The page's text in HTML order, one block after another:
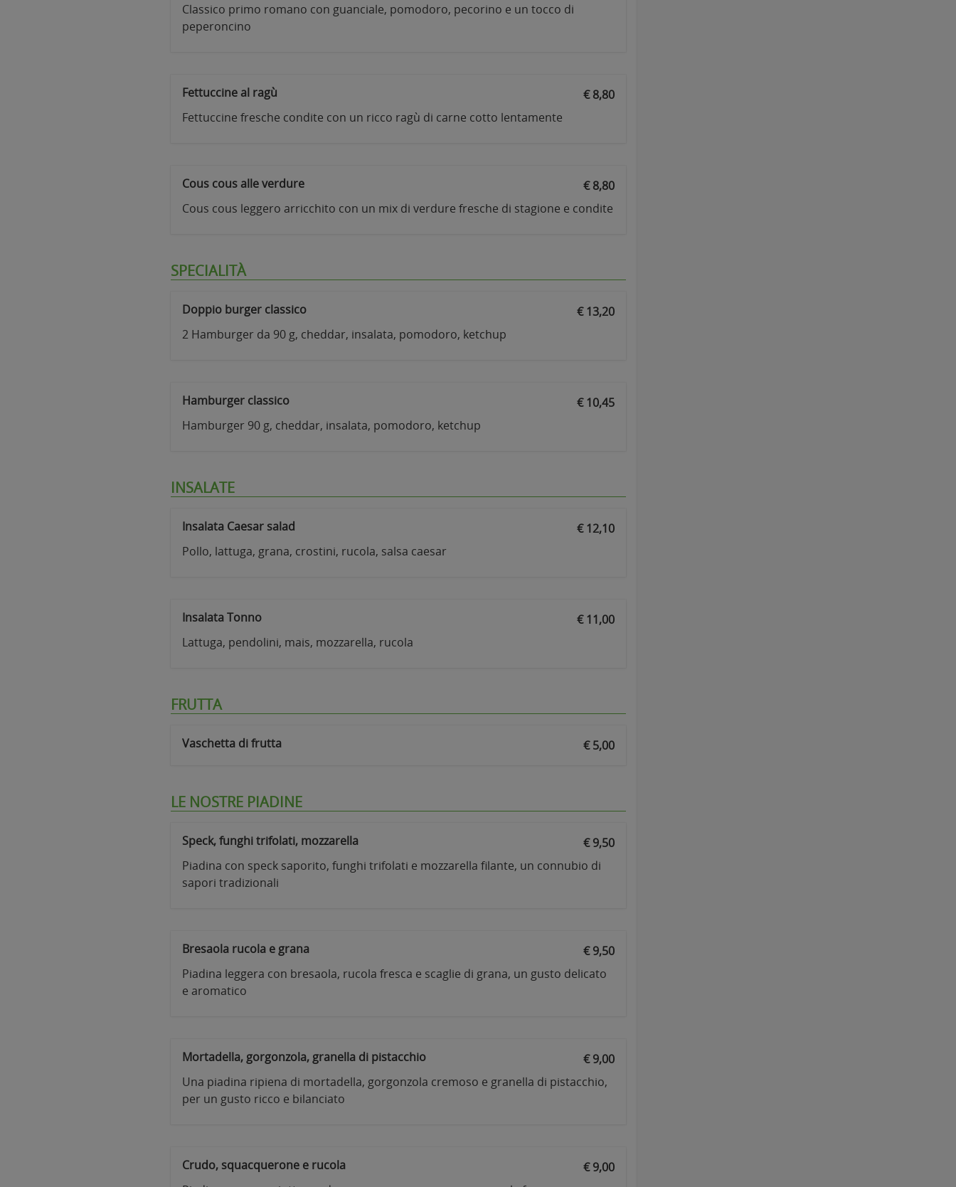
Classico primo romano con guanciale, pomodoro, pecorino e un tocco di
peperoncino
Fettuccine al ragù
€ 8,80
Fettuccine fresche condite con un ricco ragù di carne cotto lentamente
Cous cous alle verdure
€ 8,80
Cous cous leggero arricchito con un mix di verdure fresche di stagione e condite
SPECIALITÀ
Doppio burger classico
€ 13,20
2 Hamburger da 90 g, cheddar, insalata, pomodoro, ketchup
Hamburger classico
€ 10,45
Hamburger 90 g, cheddar, insalata, pomodoro, ketchup
INSALATE
Insalata Caesar salad
€ 12,10
Pollo, lattuga, grana, crostini, rucola, salsa caesar
Insalata Tonno
€ 11,00
Lattuga, pendolini, mais, mozzarella, rucola
FRUTTA
Vaschetta di frutta € 5,00
LE NOSTRE PIADINE
Speck, funghi trifolati, mozzarella
€ 9,50
Piadina con speck saporito, funghi trifolati e mozzarella filante, un connubio di
sapori tradizionali
Bresaola rucola e grana
€ 9,50
Piadina leggera con bresaola, rucola fresca e scaglie di grana, un gusto delicato
e aromatico
Mortadella, gorgonzola, granella di pistacchio
€ 9,00
Una piadina ripiena di mortadella, gorgonzola cremoso e granella di pistacchio,
per un gusto ricco e bilanciato
Crudo, squacquerone e rucola
€ 9,00